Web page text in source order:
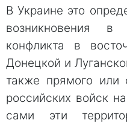
В Украине это
возникновения
конфликта в
Донецкой и
также прямого или
российских войск
сами эти